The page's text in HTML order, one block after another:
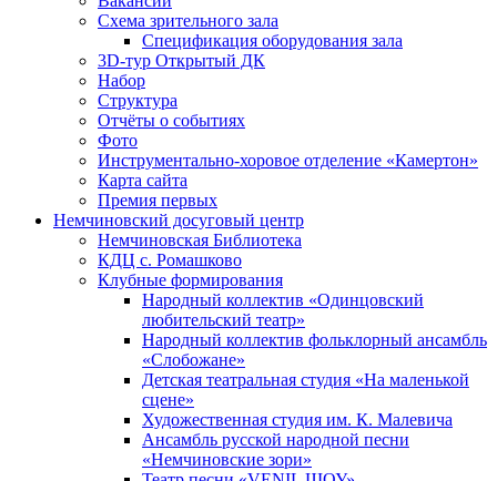
Схема зрительного зала
Спецификация оборудования зала
3D-тур Открытый ДК
Набор
Структура
Отчёты о событиях
Фото
Инструментально-хоровое отделение «Камертон»
Карта сайта
Премия первых
Немчиновский досуговый центр
Немчиновская Библиотека
КДЦ с. Ромашково
Клубные формирования
Народный коллектив «Одинцовский
любительский театр»
Народный коллектив фольклорный ансамбль
«Слобожане»
Детская театральная студия «На маленькой
сцене»
Художественная студия им. К. Малевича
Ансамбль русской народной песни
«Немчиновские зори»